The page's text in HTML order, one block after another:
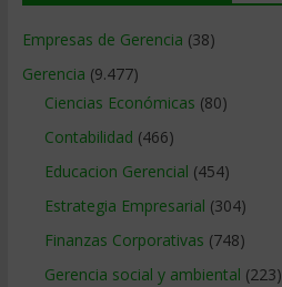
Empresas de Gerencia (38)
Gerencia (9.477)
Ciencias Económicas (80)
Contabilidad (466)
Educacion Gerencial (454)
Estrategia Empresarial (304)
Finanzas Corporativas (748)
Gerencia social y ambiental (223)